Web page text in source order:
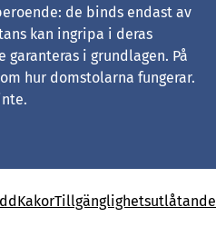
de binds endast av
kan ingripa i deras
garanteras i grundlagen. På
hur domstolarna fungerar.
KakorTillgänglighetsutlåtande